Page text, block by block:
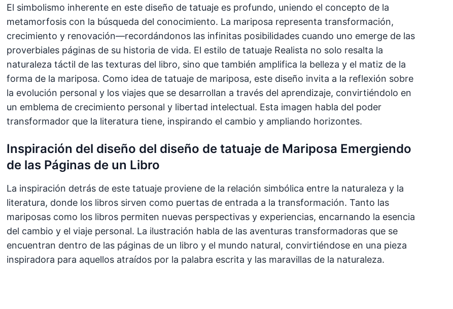
El simbolismo inherente en este diseño de tatuaje es profundo, uniendo el concepto de la
metamorfosis con la búsqueda del conocimiento. La mariposa representa transformación,
crecimiento y renovación—recordándonos las infinitas posibilidades cuando uno emerge de las
proverbiales páginas de su historia de vida. El estilo de tatuaje Realista no solo resalta la
naturaleza táctil de las texturas del libro, sino que también amplifica la belleza y el matiz de la
forma de la mariposa. Como idea de tatuaje de mariposa, este diseño invita a la reflexión sobre
la evolución personal y los viajes que se desarrollan a través del aprendizaje, convirtiéndolo en
un emblema de crecimiento personal y libertad intelectual. Esta imagen habla del poder
transformador que la literatura tiene, inspirando el cambio y ampliando horizontes.
Inspiración del diseño del diseño de tatuaje de Mariposa Emergiendo
de las Páginas de un Libro
La inspiración detrás de este tatuaje proviene de la relación simbólica entre la naturaleza y la
literatura, donde los libros sirven como puertas de entrada a la transformación. Tanto las
mariposas como los libros permiten nuevas perspectivas y experiencias, encarnando la esencia
del cambio y el viaje personal. La ilustración habla de las aventuras transformadoras que se
encuentran dentro de las páginas de un libro y el mundo natural, convirtiéndose en una pieza
inspiradora para aquellos atraídos por la palabra escrita y las maravillas de la naturaleza.